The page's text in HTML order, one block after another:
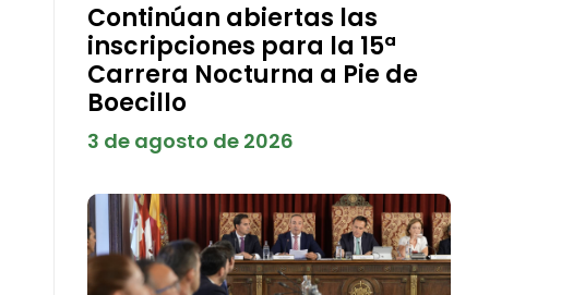
Continúan abiertas las
inscripciones para la 15ª
Carrera Nocturna a Pie de
Boecillo
3 de agosto de 2026